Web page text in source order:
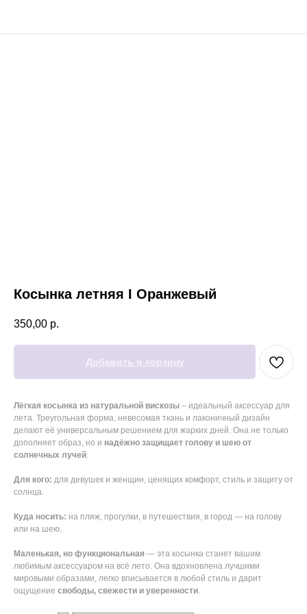
Косынка летняя I Оранжевый
350,00 р.
Добавить в корзину
Лёгкая косынка из натуральной вискозы – идеальный аксессуар для
лета. Треугольная форма, невесомая ткань и лаконичный дизайн
делают её универсальным решением для жарких дней. Она не только
дополняет образ, но и надёжно защищает голову и шею от
солнечных лучей.
Для кого: для девушек и женщин, ценящих комфорт, стиль и защиту от
солнца.
Куда носить: на пляж, прогулки, в путешествия, в город — на голову
или на шею.
Маленькая, но функциональная — эта косынка станет вашим
любимым аксессуаром на всё лето. Она вдохновлена лучшими
мировыми образами, легко вписывается в любой стиль и дарит
ощущение свободы, свежести и уверенности.